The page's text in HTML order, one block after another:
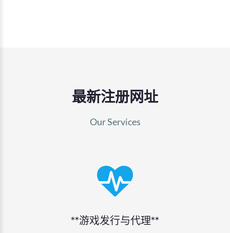
最新注册网址
Our Services
**游戏发行与代理**